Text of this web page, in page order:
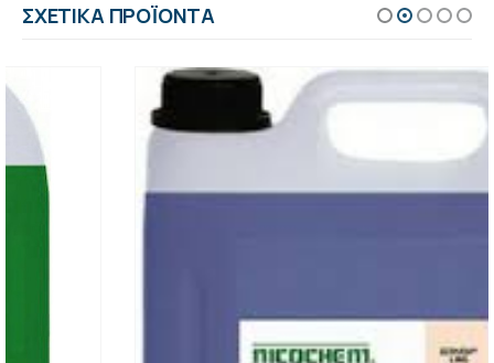
ΣΧΕΤΙΚΆ ΠΡΟΪΌΝΤΑ